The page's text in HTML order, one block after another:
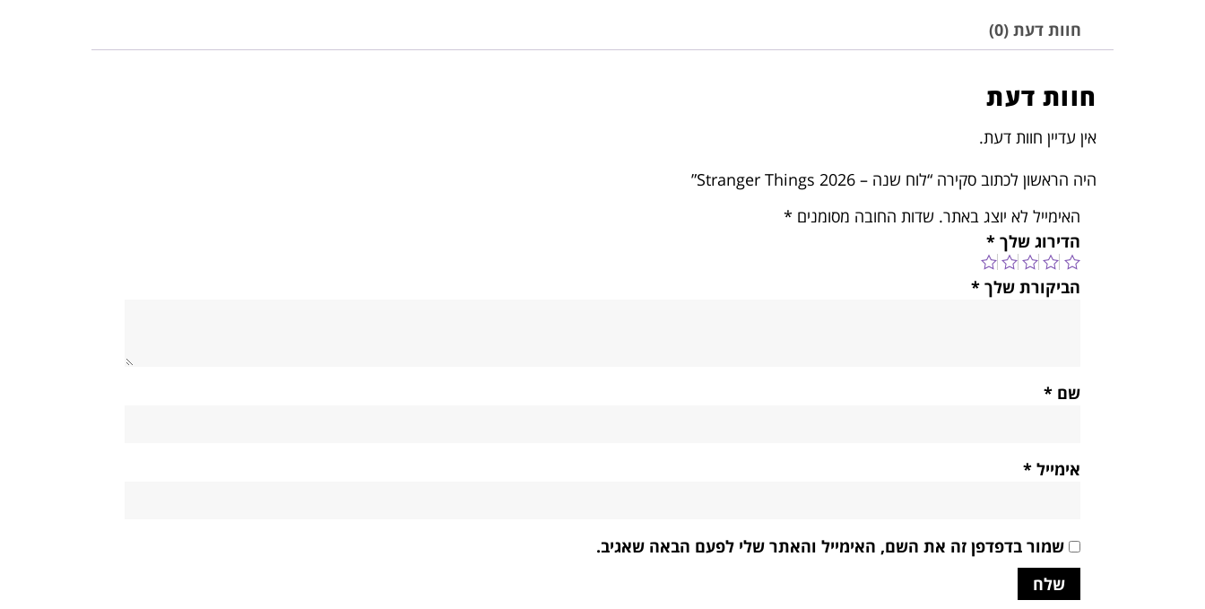
חוות דעת (0)
חוות דעת
אין עדיין חוות דעת.
היה הראשון לכתוב סקירה “לוח שנה – Stranger Things 2026”
האימייל לא יוצג באתר. שדות החובה מסומנים *
הדירוג שלך *
הביקורת שלך *
שם *
אימייל *
שמור בדפדפן זה את השם, האימייל והאתר שלי לפעם הבאה שאגיב.